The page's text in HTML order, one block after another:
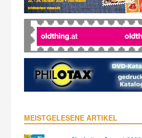
MEISTGELESENE ARTIKEL